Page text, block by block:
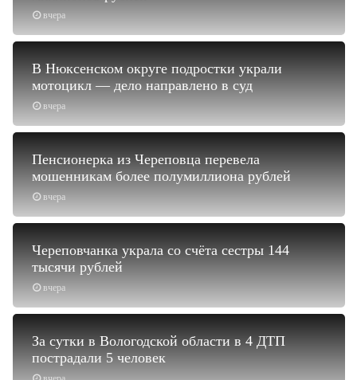
вчера
вчера
В Нюксенском округе подростки украли
мотоцикл — дело направлено в суд
вчера
Пенсионерка из Череповца перевела
мошенникам более полумиллиона рублей
вчера
Череповчанка украла со счёта сестры 144
тысячи рублей
За сутки в Вологодской области в 4 ДТП
пострадали 5 человек